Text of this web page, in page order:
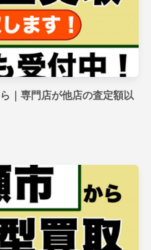
｜専門店が他店の査定額以